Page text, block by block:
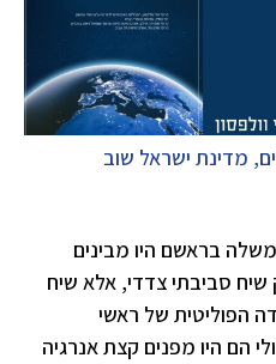
מדינת ישראל שוב
בראשם היו מבינים
סביבתי צדדי, אלא שיח
הפוליטית של ראשי
הם היו מפנים קצת אנרגיה